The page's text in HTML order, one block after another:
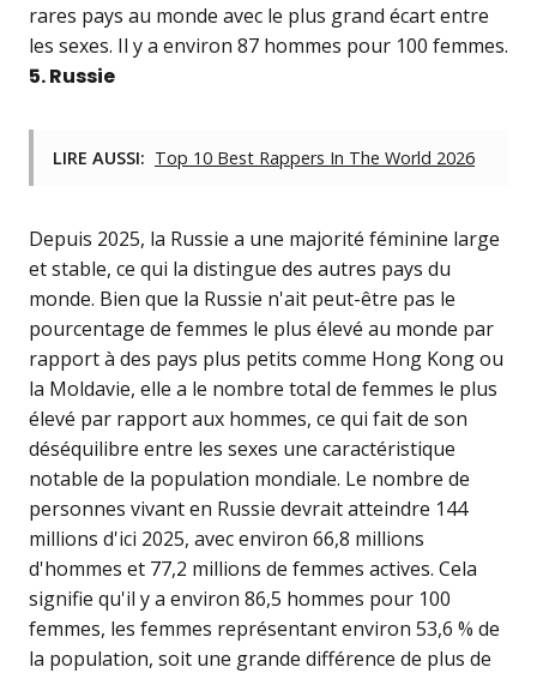
rares pays au monde avec le plus grand écart entre
les sexes. Il y a environ 87 hommes pour 100 femmes.
5. Russie
LIRE AUSSI: Top 10 Best Rappers In The World 2026
Depuis 2025, la Russie a une majorité féminine large
et stable, ce qui la distingue des autres pays du
monde. Bien que la Russie n'ait peut-être pas le
pourcentage de femmes le plus élevé au monde par
rapport à des pays plus petits comme Hong Kong ou
la Moldavie, elle a le nombre total de femmes le plus
élevé par rapport aux hommes, ce qui fait de son
déséquilibre entre les sexes une caractéristique
notable de la population mondiale. Le nombre de
personnes vivant en Russie devrait atteindre 144
millions d'ici 2025, avec environ 66,8 millions
d'hommes et 77,2 millions de femmes actives. Cela
signifie qu'il y a environ 86,5 hommes pour 100
femmes, les femmes représentant environ 53,6 % de
la population, soit une grande différence de plus de